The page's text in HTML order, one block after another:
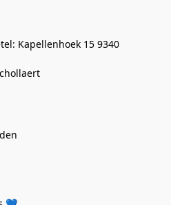
Kapellenhoek 15 9340